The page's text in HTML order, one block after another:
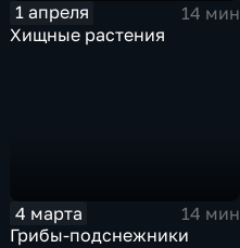
1 апреля
14 мин
Хищные растения
4 марта
14 мин
Грибы-подснежники